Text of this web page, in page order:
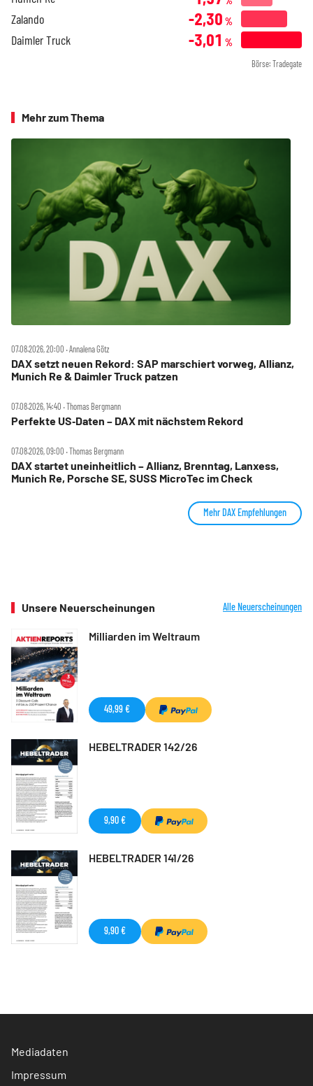
Zalando -2,30 %
Daimler Truck -3,01 %
Börse: Tradegate
Mehr zum Thema
07.08.2026, 20:00 ‧ Annalena Götz
DAX setzt neuen Rekord: SAP marschiert vorweg, Allianz,
Munich Re & Daimler Truck patzen
07.08.2026, 14:40 ‧ Thomas Bergmann
Perfekte US‑Daten – DAX mit nächstem Rekord
07.08.2026, 09:00 ‧ Thomas Bergmann
DAX startet uneinheitlich – Allianz, Brenntag, Lanxess,
Munich Re, Porsche SE, SUSS MicroTec im Check
Mehr DAX Empfehlungen
Unsere Neuerscheinungen Alle Neuerscheinungen
Milliarden im Weltraum
49,99 €
HEBELTRADER 142/26
9,90 €
HEBELTRADER 141/26
9,90 €
Mediadaten
Impressum